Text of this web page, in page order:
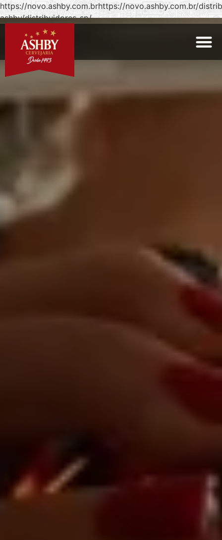
https://novo.ashby.com.brhttps://novo.ashby.com.br/
ashby/distribuidores-sp/